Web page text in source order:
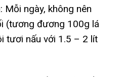
Mỗi ngày, không nên
(tương đương 100g lá
tươi nấu với 1.5 – 2 lít